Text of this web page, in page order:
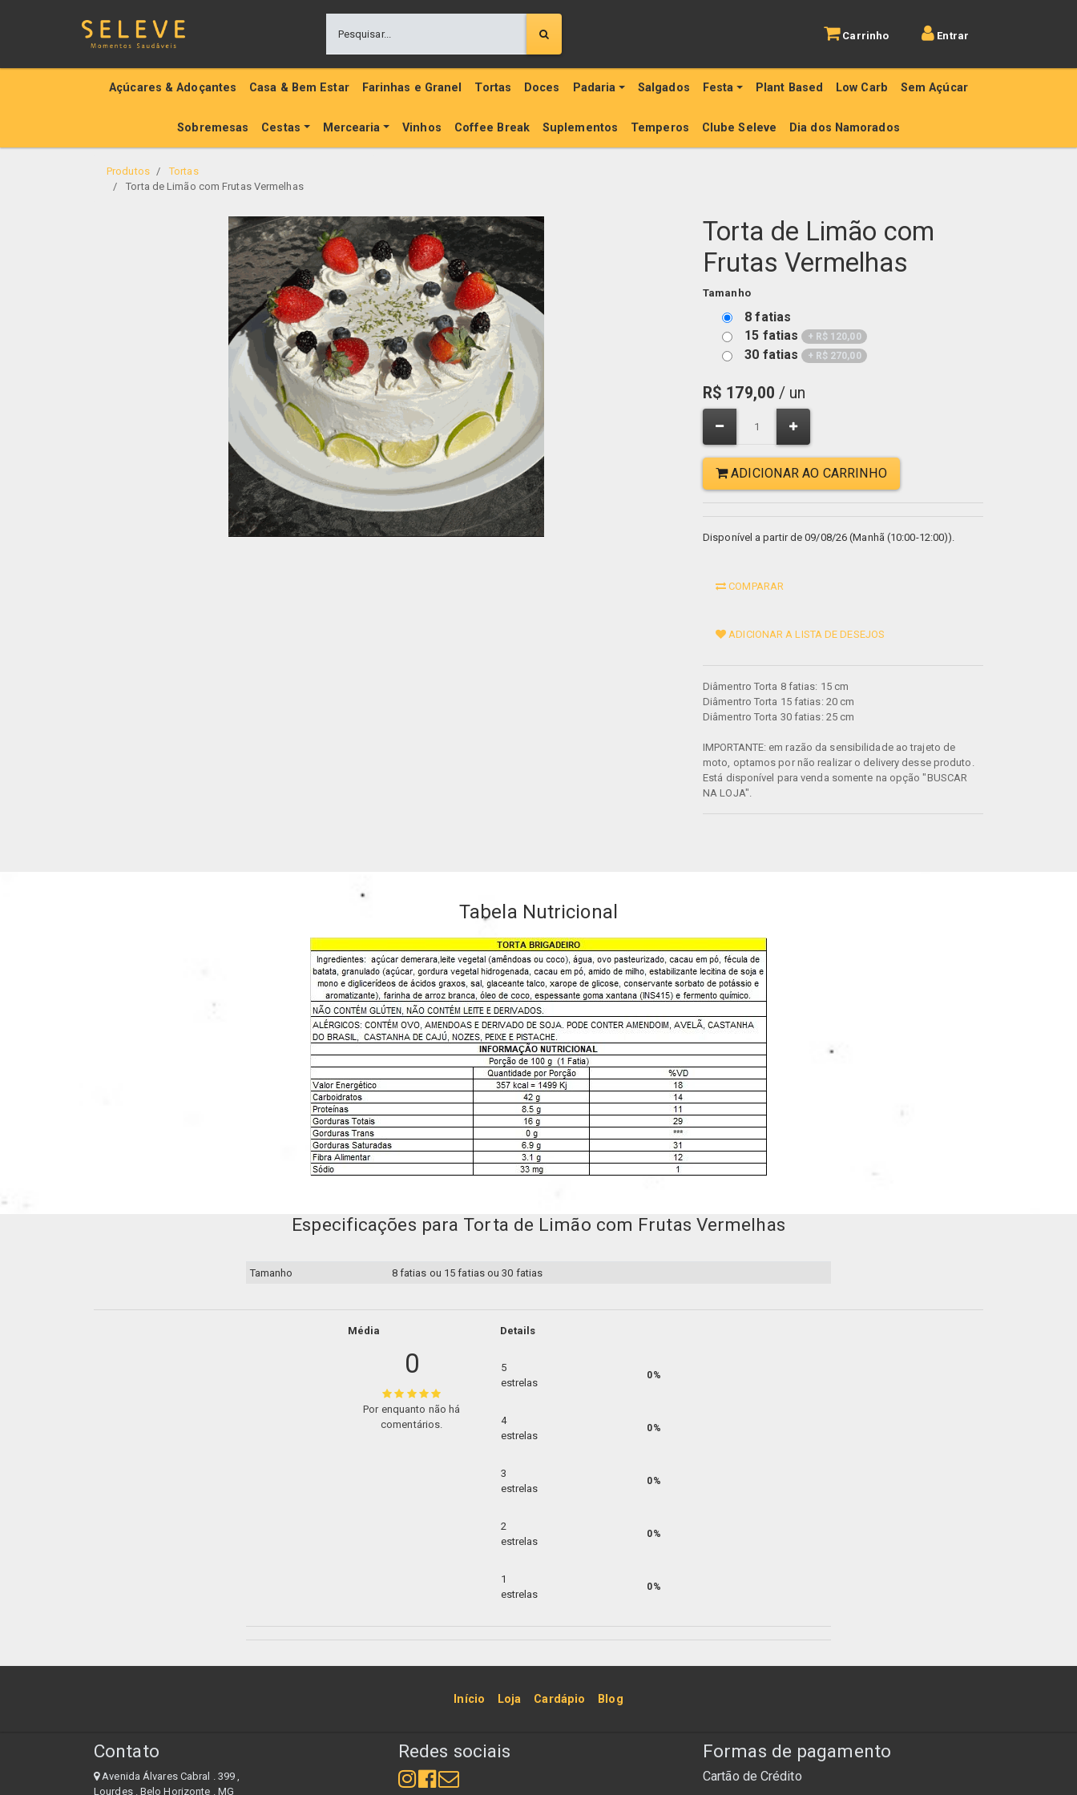
Carrinho Entrar
Açúcares & Adoçantes Casa & Bem Estar Farinhas e Granel Tortas Doces Padaria Salgados Festa Plant Based Low Carb Sem Açúcar
Sobremesas Cestas Mercearia Vinhos Coffee Break Suplementos Temperos Clube Seleve Dia dos Namorados
Produtos
Tortas
Torta de Limão com Frutas Vermelhas
Torta de Limão com
Frutas Vermelhas
Tamanho
8 fatias
15 fatias
+ R$ 120,00
30 fatias + R$ 270,00
R$ 179,00 / un
ADICIONAR AO CARRINHO
Disponível a partir de 09/08/26 (Manhã (10:00-12:00)).
COMPARAR
ADICIONAR A LISTA DE DESEJOS
Diâmentro Torta 8 fatias: 15 cm
Diâmentro Torta 15 fatias: 20 cm
Diâmentro Torta 30 fatias: 25 cm
IMPORTANTE: em razão da sensibilidade ao trajeto de
moto, optamos por não realizar o delivery desse produto.
Está disponível para venda somente na opção "BUSCAR
NA LOJA".
Tabela Nutricional
Especificações para Torta de Limão com Frutas Vermelhas
Tamanho 8 fatias ou 15 fatiasou30 fatias
Média
0
Por enquanto não há
comentários.
Details
5
estrelas
0%
4
estrelas
0%
3
estrelas
0%
2
estrelas
0%
1
estrelas
0%
Início Loja Cardápio Blog
Contato
Avenida Álvares Cabral . 399 ,
Lourdes . Belo Horizonte . MG
Redes sociais Formas de pagamento
Cartão de Crédito